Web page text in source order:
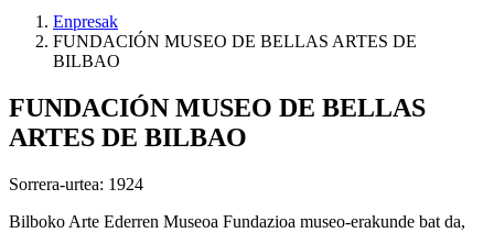
Enpresak
FUNDACIÓN MUSEO DE BELLAS ARTES DE
BILBAO
FUNDACIÓN MUSEO DE BELLAS
ARTES DE BILBAO
Sorrera-urtea: 1924
Bilboko Arte Ederren Museoa Fundazioa museo-erakunde bat da,